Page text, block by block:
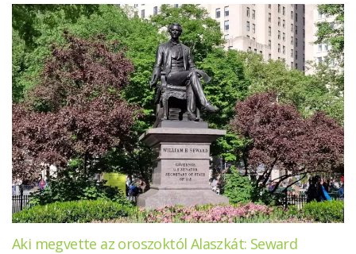
Aki megvette az oroszoktól Alaszkát: Seward